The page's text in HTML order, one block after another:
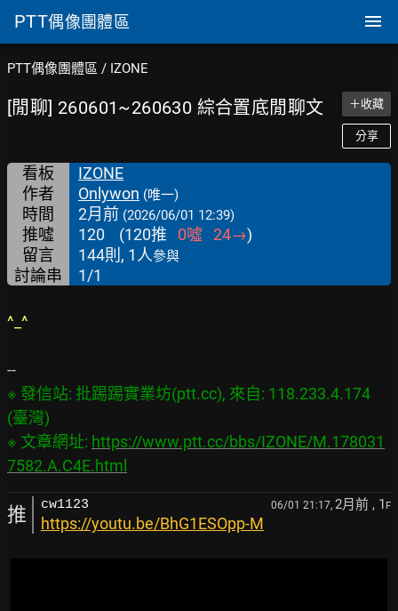
PTT偶像團體區
PTT偶像團體區 / IZONE
[閒聊] 260601~260630 綜合置底閒聊文 ＋收藏
分享
看板
IZONE
作者
Onlywon (唯一)
時間 2月前 (2026/06/01 12:39)
推噓 120 (120推 0噓 24→)
留言
144則, 1人參與
討論串 1/1
^_^
※ 發信站: 批踢踢實業坊(ptt.cc), 來自: 118.233.4.174
(臺灣)
※ 文章網址: https://www.ptt.cc/bbs/IZONE/M.178031
7582.A.C4E.html
推 cw1123 06/01 21:17, 2月前 , 1 F
https://youtu.be/BhG1ESOpp-M